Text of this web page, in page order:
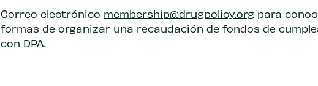
Correo electrónico membership@drugpolicy.orgpara
formas de organizar una recaudación de fondos de
con DPA.